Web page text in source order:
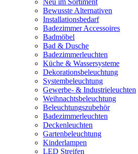
Neu im Sortiment
Bewusste Alternativen
Installationsbedarf
Badezimmer Accessoires
Badmöbel
Bad & Dusche
Badezimmerleuchten
Küche & Wassersysteme
Dekorationsbeleuchtung
Systembeleuchtung
Gewerbe- & Industrieleuchten
Weihnachtsbeleuchtung
Beleuchtungszubehör
Badezimmerleuchten
Deckenleuchten
Gartenbeleuchtung
Kinderlampen
LED Streifen